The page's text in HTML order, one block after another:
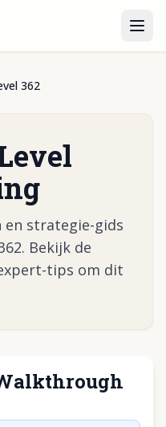
362
strategie-gids
Bekijk de
tips om dit
te spelen